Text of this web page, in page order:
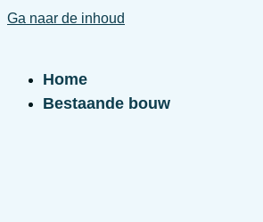
Ga naar de inhoud
Home
Bestaande bouw